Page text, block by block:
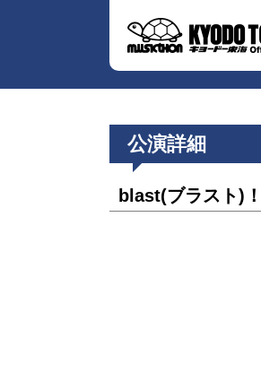
公演詳細
blast(ブラスト)！